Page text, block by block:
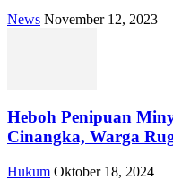
News November 12, 2023
Heboh Penipuan
Cinangka, Warga
Hukum Oktober 18, 2024